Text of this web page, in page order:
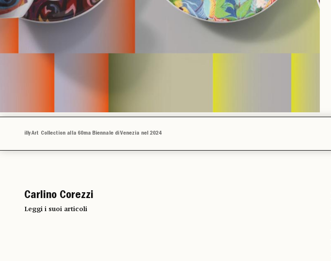
illy Art Collection alla 60ma Biennale di Venezia nel 2024
Carlino Corezzi
Leggi i suoi articoli